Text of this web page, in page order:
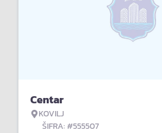
Centar
KOVILJ
ŠIFRA: #555507